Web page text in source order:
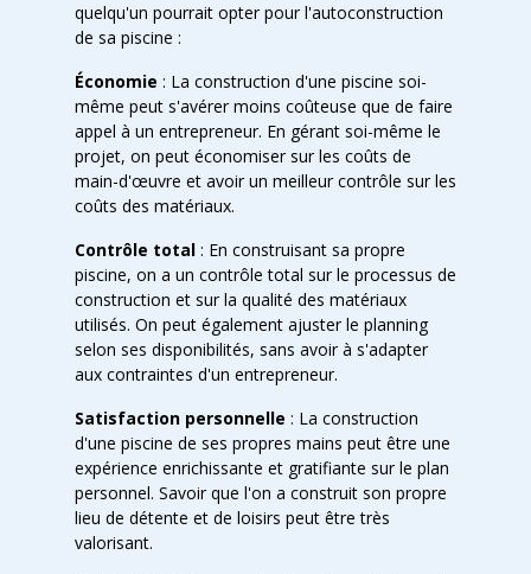
quelqu'un pourrait opter pour l'autoconstruction
de sa piscine :
Économie : La construction d'une piscine soi-
même peut s'avérer moins coûteuse que de faire
appel à un entrepreneur. En gérant soi-même le
projet, on peut économiser sur les coûts de
main-d'œuvre et avoir un meilleur contrôle sur les
coûts des matériaux.
Contrôle total : En construisant sa propre
piscine, on a un contrôle total sur le processus de
construction et sur la qualité des matériaux
utilisés. On peut également ajuster le planning
selon ses disponibilités, sans avoir à s'adapter
aux contraintes d'un entrepreneur.
Satisfaction personnelle : La construction
d'une piscine de ses propres mains peut être une
expérience enrichissante et gratifiante sur le plan
personnel. Savoir que l'on a construit son propre
lieu de détente et de loisirs peut être très
valorisant.